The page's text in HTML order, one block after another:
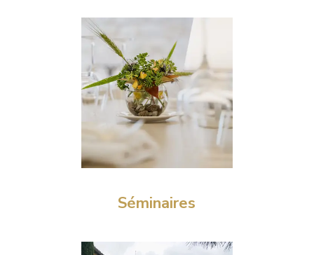
Séminaires